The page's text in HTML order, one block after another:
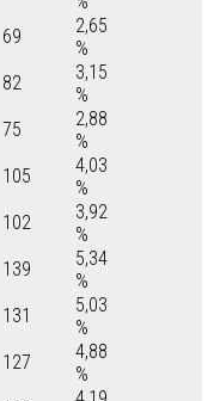
69
2,65
%
82
3,15
%
75
2,88
%
105
4,03
%
102
3,92
%
139
5,34
%
131
5,03
%
127
4,88
%